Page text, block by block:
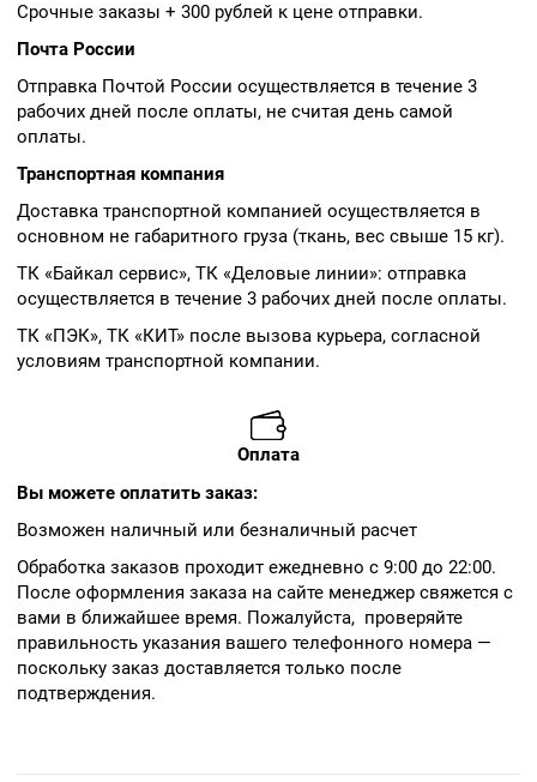
Срочные заказы + 300 рублей к цене отправки.
Почта России
Отправка Почтой России осуществляется в течение 3
рабочих дней после оплаты, не считая день самой
оплаты.
Транспортная компания
Доставка транспортной компанией осуществляется в
основном не габаритного груза (ткань, вес свыше 15 кг).
ТК «Байкал сервис», ТК «Деловые линии»: отправка
осуществляется в течение 3 рабочих дней после оплаты.
ТК «ПЭК», ТК «КИТ» после вызова курьера, согласной
условиям транспортной компании.
Оплата
Вы можете оплатить заказ:
Возможен наличный или безналичный расчет
Обработка заказов проходит ежедневно с 9:00 до 22:00.
После оформления заказа на сайте менеджер свяжется с
вами в ближайшее время. Пожалуйста, проверяйте
правильность указания вашего телефонного номера —
поскольку заказ доставляется только после
подтверждения.